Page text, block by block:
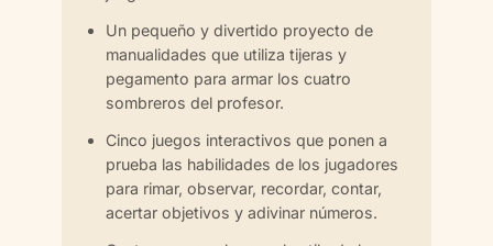
Un pequeño y divertido proyecto de
manualidades que utiliza tijeras y
pegamento para armar los cuatro
sombreros del profesor.
Cinco juegos interactivos que ponen a
prueba las habilidades de los jugadores
para rimar, observar, recordar, contar,
acertar objetivos y adivinar números.